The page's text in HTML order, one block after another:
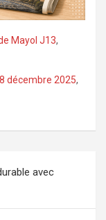
Mayol J13,
décembre 2025,
avec